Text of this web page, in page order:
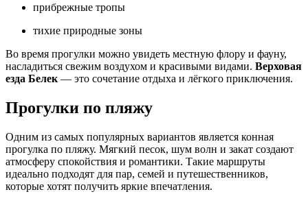
прибрежные тропы
тихие природные зоны
Во время прогулки можно увидеть местную флору и фауну,
насладиться свежим воздухом и красивыми видами. Верховая
езда Белек — это сочетание отдыха и лёгкого приключения.
Прогулки по пляжу
Одним из самых популярных вариантов является конная
прогулка по пляжу. Мягкий песок, шум волн и закат создают
атмосферу спокойствия и романтики. Такие маршруты
идеально подходят для пар, семей и путешественников,
которые хотят получить яркие впечатления.